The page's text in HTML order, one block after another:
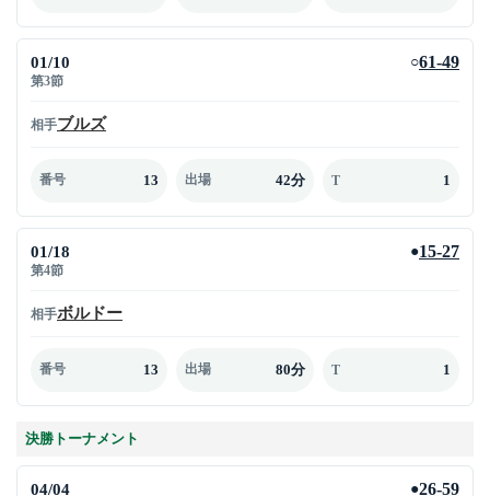
01/10
第3節
○61-49
相手ブルズ
番号 13 出場 42分 T 1
01/18
第4節
●15-27
相手ボルドー
番号 13 出場 80分 T 1
決勝トーナメント
04/04 ●26-59